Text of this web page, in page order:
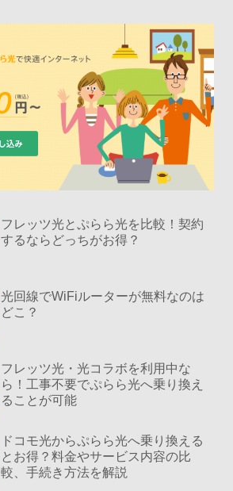
フレッツ光とぷらら光を比較！契約
するならどっちがお得？
光回線でWiFiルーターが無料なのは
どこ？
フレッツ光・光コラボを利用中な
ら！工事不要でぷらら光へ乗り換え
ることが可能
ドコモ光からぷらら光へ乗り換える
とお得？料金やサービス内容の比
較、手続き方法を解説